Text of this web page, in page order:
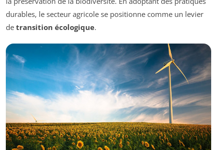
durables, le secteur agricole se positionne comme un levier
de transition écologique.